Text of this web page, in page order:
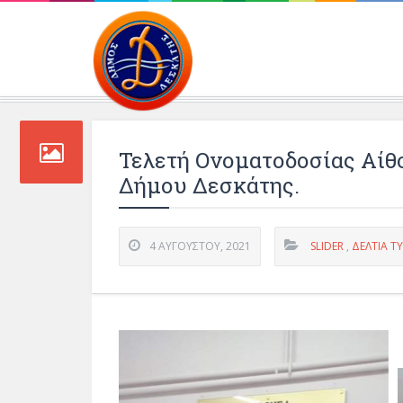
Τελετή Ονοματοδοσίας
Δήμου Δεσκάτης.
4 ΑΥΓΟΎΣΤΟΥ, 2021 SLIDER , ΔΕΛΤΊΑ